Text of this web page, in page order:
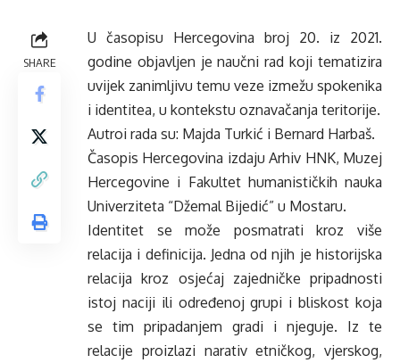
SHARE
U časopisu Hercegovina broj 20. iz 2021.
godine objavljen je naučni rad koji tematizira
uvijek zanimljivu temu veze izmežu spokenika
i identitea, u kontekstu oznavačanja teritorije.
Autroi rada su: Majda Turkić i Bernard Harbaš.
Časopis Hercegovina izdaju Arhiv HNK, Muzej
Hercegovine i Fakultet humanističkih nauka
Univerziteta “Džemal Bijedić” u Mostaru.
Identitet se može posmatrati kroz više
relacija i definicija. Jedna od njih je historijska
relacija kroz osjećaj zajedničke pripadnosti
istoj naciji ili određenoj grupi i bliskost koja
se tim pripadanjem gradi i njeguje. Iz te
relacije proizlazi narativ etničkog, vjerskog,